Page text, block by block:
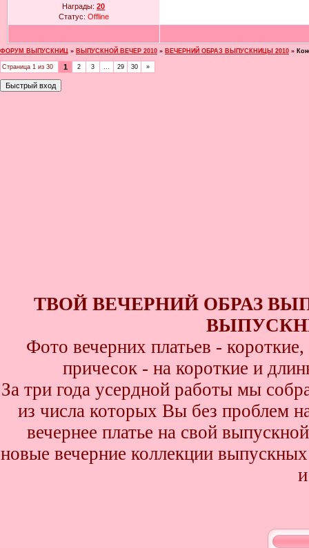
Награды:20
Статус: Offline
ФОРУМ ВЫПУСКНИЦ » ВЫПУСКНОЙ ВЕЧЕР 2010 » ВЕЧЕРНИЙ ОБРАЗ ВЫПУСКНИЦЫ 2010 »
Страница 1 из 30 1 2 3 … 29 30 »
ТВОЙ ВЕЧЕРНИЙ ОБРАЗ
Фото вечерних платьев -
причесок - на короткие и
За три года усердной работы мы
из числа которых Вы без проблем
вечернее платье на свой
новые вечерние коллекции